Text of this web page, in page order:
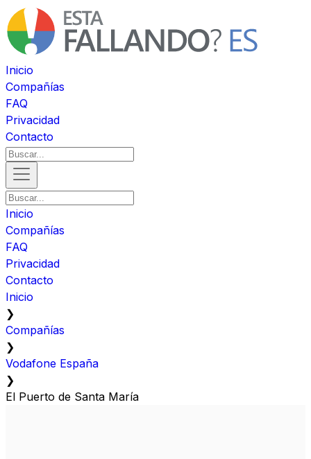
Inicio
Compañías
FAQ
Privacidad
Contacto
Inicio
Compañías
FAQ
Privacidad
Contacto
Inicio
❯
Compañías
❯
Vodafone España
❯
El Puerto de Santa María